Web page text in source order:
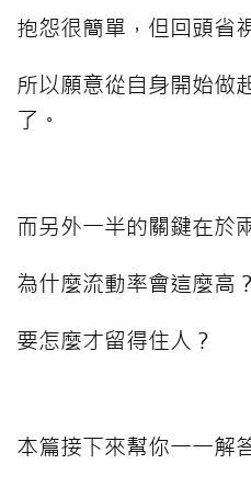
抱怨很簡單，但回頭省
所以願意從自身開始做
了。
而另外一半的關鍵在於
為什麼流動率會這麼高？
要怎麼才留得住人？
本篇接下來幫你一一解